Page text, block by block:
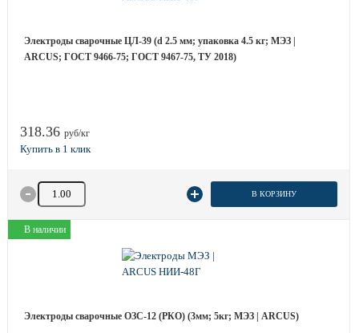
Электроды сварочные ЦЛ-39 (d 2.5 мм; упаковка 4.5 кг; МЭЗ |
ARCUS; ГОСТ 9466-75; ГОСТ 9467-75, ТУ 2018)
318.36 руб/кг
Количество товара В КОРЗИНУ
В наличии
Электроды сварочные ОЗС-12 (РКО) (3мм; 5кг; МЭЗ | ARCUS)